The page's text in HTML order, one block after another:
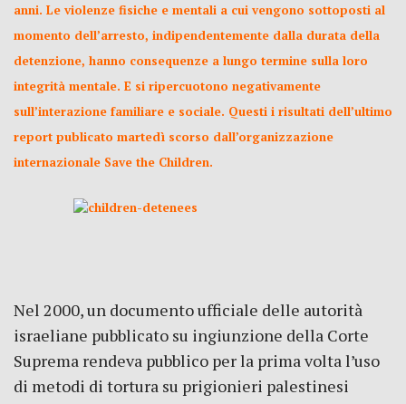
anni. Le violenze fisiche e mentali a cui vengono sottoposti al
momento dell’arresto, indipendentemente dalla durata della
detenzione, hanno consequenze a lungo termine sulla loro
integrità mentale. E si ripercuotono negativamente
sull’interazione familiare e sociale. Questi i risultati dell’ultimo
report publicato martedì scorso dall’organizzazione
internazionale Save the Children.
Nel 2000, un documento ufficiale delle autorità
israeliane pubblicato su ingiunzione della Corte
Suprema rendeva pubblico per la prima volta l’uso
di metodi di tortura su prigionieri palestinesi